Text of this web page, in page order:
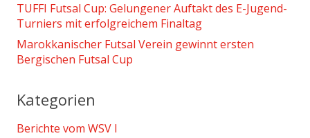
TUFFI Futsal Cup: Gelungener Auftakt des E-Jugend-
Turniers mit erfolgreichem Finaltag
Marokkanischer Futsal Verein gewinnt ersten
Bergischen Futsal Cup
Kategorien
Berichte vom WSV I